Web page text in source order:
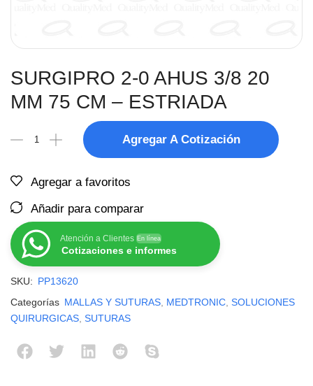
SURGIPRO 2-0 AHUS 3/8 20
MM 75 CM – ESTRIADA
Agregar A Cotización
Agregar a favoritos
Añadir para comparar
Atención a Clientes En línea
Cotizaciones e informes
SKU: PP13620
Categorías MALLAS Y SUTURAS MEDTRONIC SOLUCIONES
QUIRURGICAS SUTURAS